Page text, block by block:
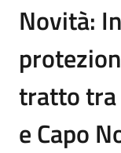
Novità:
tratto tra
e Capo